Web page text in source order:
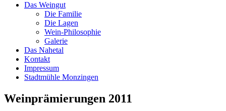
Das Weingut
Die Familie
Die Lagen
Wein-Philosophie
Galerie
Das Nahetal
Kontakt
Impressum
Stadtmühle Monzingen
Weinprämierungen 2011